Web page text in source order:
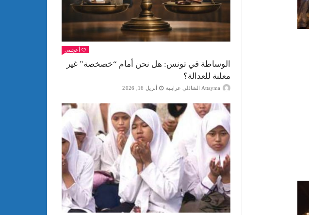
أعجبني
الوساطة في تونس: هل نحن أمام “خصخصة” غير
معلنة للعدالة؟
Attayma الشاذلي عرايبية أبريل 16, 2026